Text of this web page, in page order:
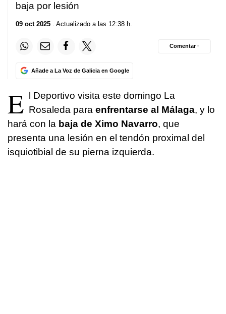
baja por lesión
09 oct 2025 . Actualizado a las 12:38 h.
Añade a La Voz de Galicia en Google
Comentar ·
E l Deportivo visita este domingo La
Rosaleda para enfrentarse al Málaga, y lo
hará con la baja de Ximo Navarro, que
presenta una lesión en el tendón proximal del
isquiotibial de su pierna izquierda.